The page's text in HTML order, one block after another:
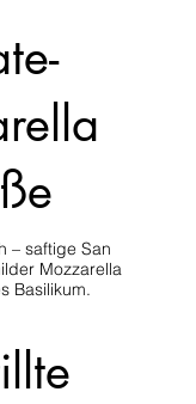
– saftige San
Mozzarella
Basilikum.